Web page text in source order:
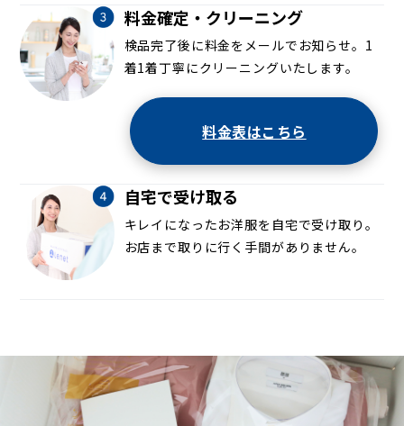
料金確定・クリーニング
検品完了後に料金をメールでお知らせ。1
着1着丁寧にクリーニングいたします。
料金表はこちら
自宅で受け取る
キレイになったお洋服を自宅で受け取り。
お店まで取りに行く手間がありません。